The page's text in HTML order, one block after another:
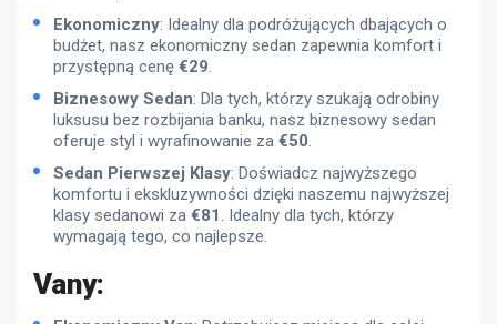
Ekonomiczny: Idealny dla podróżujących dbających o
budżet, nasz ekonomiczny sedan zapewnia komfort i
przystępną cenę €29.
Biznesowy Sedan: Dla tych, którzy szukają odrobiny
luksusu bez rozbijania banku, nasz biznesowy sedan
oferuje styl i wyrafinowanie za €50.
Sedan Pierwszej Klasy: Doświadcz najwyższego
komfortu i ekskluzywności dzięki naszemu najwyższej
klasy sedanowi za €81 . Idealny dla tych, którzy
wymagają tego, co najlepsze.
Vany: